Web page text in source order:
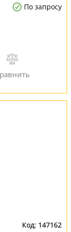
По запросу
147162